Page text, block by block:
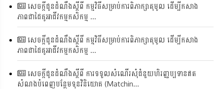
សេចក្តីជូនដំណឹងស្តីពី កម្មវិធីសម្រាប់ការពិភាក្សាតុមូល ដើម្បីកសាង
ភាពជាដៃគូអាជីវកម្មកសិកម្ម ...
សេចក្តីជូនដំណឹងស្តីពី កម្មវិធីសម្រាប់ការពិភាក្សាតុមូល ដើម្បីកសាង
ភាពជាដៃគូអាជីវកម្មកសិកម្ម ...
សេចក្តីជូនដំណឹងស្តីពី ការទទួលសំណើរសុំជំនួយហិរញ្ញប្បទានឥត
សំណងបំពេញបន្ថែមទុនវិនិយោគ (Matchin...